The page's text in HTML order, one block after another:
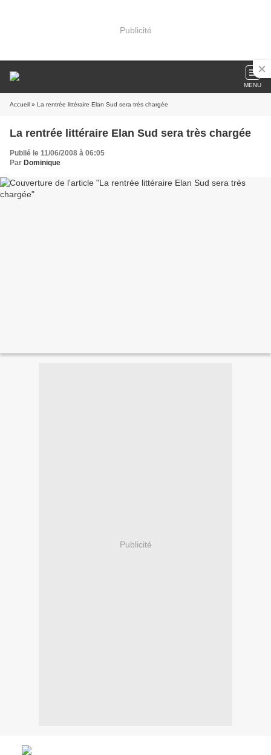
Publicité
MENU
Accueil » La rentrée littéraire Elan Sud sera très chargée
La rentrée littéraire Elan Sud sera très chargée
Publié le 11/06/2008 à 06:05
Par Dominique
Publicité